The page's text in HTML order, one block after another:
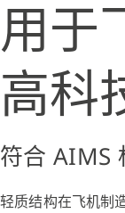
用于
高科
符合 AIMS
轻质结构在飞机制